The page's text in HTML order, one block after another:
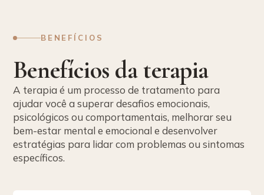
BENEFÍCIOS
Benefícios da terapia
A terapia é um processo de tratamento para
ajudar você a superar desafios emocionais,
psicológicos ou comportamentais, melhorar seu
bem-estar mental e emocional e desenvolver
estratégias para lidar com problemas ou sintomas
específicos.